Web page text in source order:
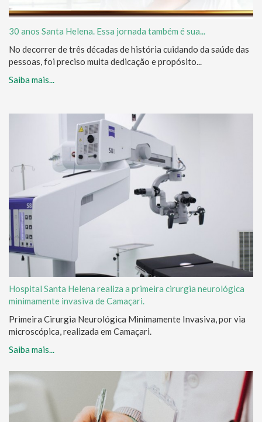
30 anos Santa Helena. Essa jornada também é sua...
No decorrer de três décadas de história cuidando da saúde das
pessoas, foi preciso muita dedicação e propósito...
Saiba mais...
Hospital Santa Helena realiza a primeira cirurgia neurológica
minimamente invasiva de Camaçari.
Primeira Cirurgia Neurológica Minimamente Invasiva, por via
microscópica, realizada em Camaçari.
Saiba mais...